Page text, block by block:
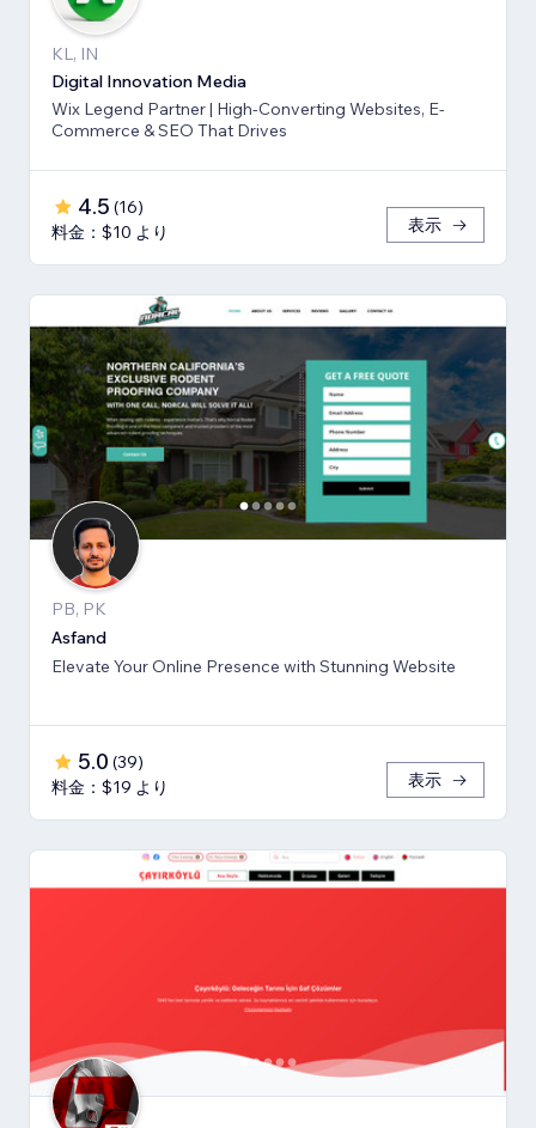
KL, IN
Digital Innovation Media
Wix Legend Partner | High-Converting Websites, E-
Commerce & SEO That Drives
4.5 (16)
料金：$10 より
表示
PB, PK
Asfand
Elevate Your Online Presence with Stunning Website
5.0 (39)
料金：$19 より
表示